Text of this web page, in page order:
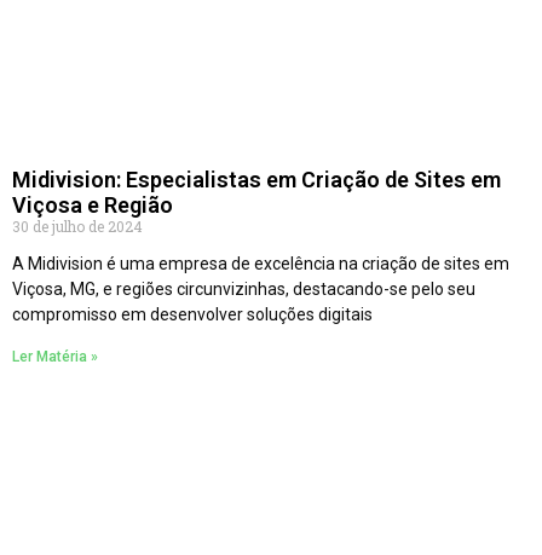
Midivision: Especialistas em Criação de Sites em
Viçosa e Região
30 de julho de 2024
A Midivision é uma empresa de excelência na criação de sites em
Viçosa, MG, e regiões circunvizinhas, destacando-se pelo seu
compromisso em desenvolver soluções digitais
Ler Matéria »